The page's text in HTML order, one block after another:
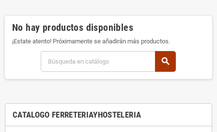
CATALOGO FERRETERIAYHOSTELERIA
No hay productos disponibles
¡Estate atento! Próximamente se añadirán más productos.
search